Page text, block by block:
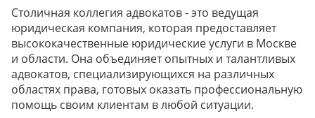
Столичная коллегия адвокатов - это ведущая
юридическая компания, которая предоставляет
высококачественные юридические услуги в Москве
и области. Она объединяет опытных и талантливых
адвокатов, специализирующихся на различных
областях права, готовых оказать профессиональную
помощь своим клиентам в любой ситуации.